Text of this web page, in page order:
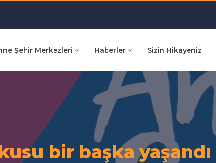
Şehir Merkezleri Haberler Sizin Hikayeniz
bir başka yaşandı